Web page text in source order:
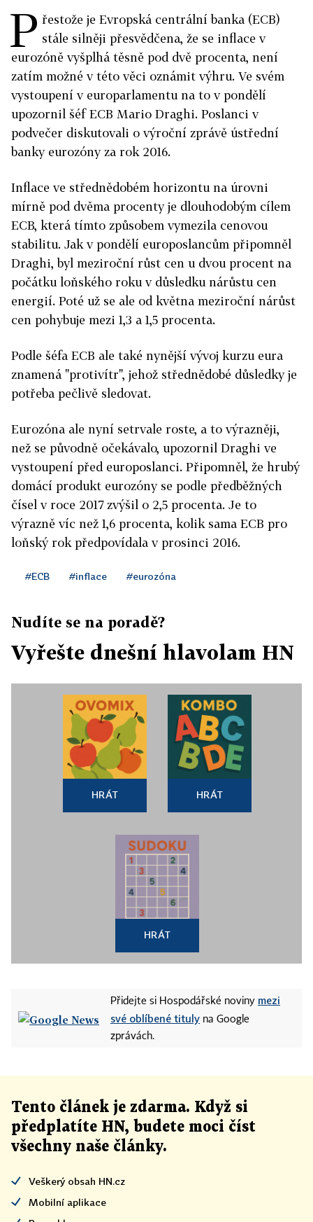
P řestože je Evropská centrální banka (ECB)
stále silněji přesvědčena, že se inflace v
eurozóně vyšplhá těsně pod dvě procenta, není
zatím možné v této věci oznámit výhru. Ve svém
vystoupení v europarlamentu na to v pondělí
upozornil šéf ECB Mario Draghi. Poslanci v
podvečer diskutovali o výroční zprávě ústřední
banky eurozóny za rok 2016.
Inflace ve střednědobém horizontu na úrovni
mírně pod dvěma procenty je dlouhodobým cílem
ECB, která tímto způsobem vymezila cenovou
stabilitu. Jak v pondělí europoslancům připomněl
Draghi, byl meziroční růst cen u dvou procent na
počátku loňského roku v důsledku nárůstu cen
energií. Poté už se ale od května meziroční nárůst
cen pohybuje mezi 1,3 a 1,5 procenta.
Podle šéfa ECB ale také nynější vývoj kurzu eura
znamená "protivítr", jehož střednědobé důsledky je
potřeba pečlivě sledovat.
Eurozóna ale nyní setrvale roste, a to výrazněji,
než se původně očekávalo, upozornil Draghi ve
vystoupení před europoslanci. Připomněl, že hrubý
domácí produkt eurozóny se podle předběžných
čísel v roce 2017 zvýšil o 2,5 procenta. Je to
výrazně víc než 1,6 procenta, kolik sama ECB pro
loňský rok předpovídala v prosinci 2016.
#ECB #inflace #eurozóna
Nudíte se na poradě?
Vyřešte dnešní hlavolam HN
HRÁT HRÁT
HRÁT
Přidejte si Hospodářské noviny mezi
své oblíbené tituly na Google
zprávách.
Tento článek je zdarma. Když si
předplatíte HN, budete moci číst
všechny naše články.
Veškerý obsah HN.cz
Mobilní aplikace